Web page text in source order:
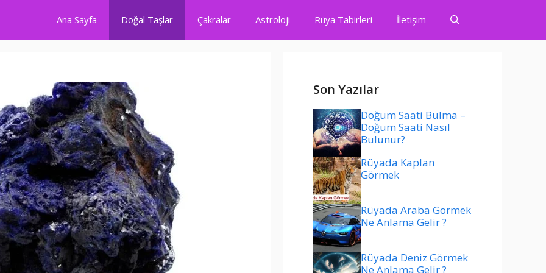
Ana Sayfa Doğal Taşlar Çakralar Astroloji Rüya Tabirleri İletişim
Son Yazılar
Doğum Saati Bulma –
Doğum Saati Nasıl
Bulunur?
Rüyada Kaplan
Görmek
Rüyada Araba Görmek
Ne Anlama Gelir ?
Rüyada Deniz Görmek
Ne Anlama Gelir ?